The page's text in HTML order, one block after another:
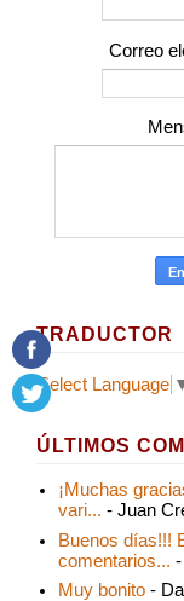
Correo
TRADUCTOR
Select Language
ÚLTIMOS
¡Muchas
vari... - Juan
Buenos días!!!
comentarios...
Muy bonito -